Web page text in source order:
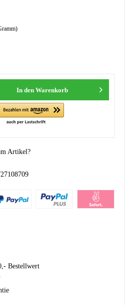
In den Warenkorb
Artikel?
Bestellwert